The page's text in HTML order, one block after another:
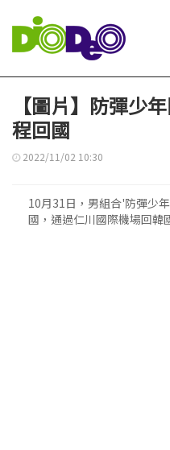
【圖片】防彈少
程回國
2022/11/02 10:30
10月31日，男組合'防彈少
國，通過仁川國際機場回韓